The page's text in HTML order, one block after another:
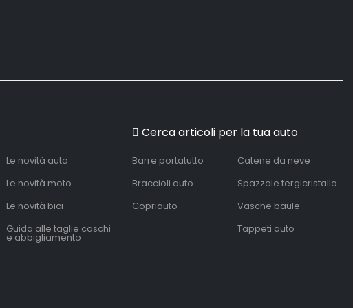
Le novità auto
Le novità moto
Le novità bici
Guida alle taglie caschi
e abbigliamento
Cerca articoli per la tua auto
Barre portatutto
Braccioli auto
Copriauto
Catene da neve
Spazzole tergicristallo
Vasche baule
Tappeti auto